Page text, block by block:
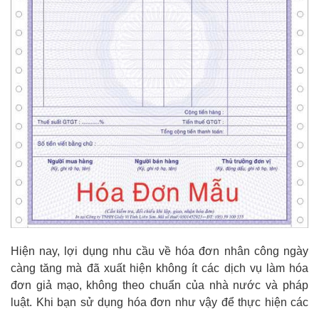
Hiện nay, lợi dụng nhu cầu về hóa đơn nhân công ngày
càng tăng mà đã xuất hiện không ít các dịch vụ làm hóa
đơn giả mạo, không theo chuẩn của nhà nước và pháp
luật. Khi bạn sử dụng hóa đơn như vậy để thực hiện các